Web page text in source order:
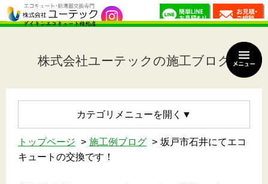
株式会社ユーテックの施工ブログ
カテゴリメニュー
トップページ 施工例ブログ
坂戸市石井にてエコ
キュートの交換です！